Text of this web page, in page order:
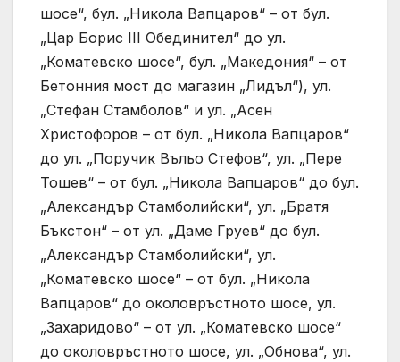
шосе“, бул. „Никола Вапцаров“ – от бул.
„Цар Борис III Обединител“ до ул.
„Коматевско шосе“, бул. „Македония“ – от
Бетонния мост до магазин „Лидъл“), ул.
„Стефан Стамболов“ и ул. „Асен
Христофоров – от бул. „Никола Вапцаров“
до ул. „Поручик Въльо Стефов“, ул. „Пере
Тошев“ – от бул. „Никола Вапцаров“ до бул.
„Александър Стамболийски“, ул. „Братя
Бъкстон“ – от ул. „Даме Груев“ до бул.
„Александър Стамболийски“, ул.
„Коматевско шосе“ – от бул. „Никола
Вапцаров“ до околовръстното шосе, ул.
„Захаридово“ – от ул. „Коматевско шосе“
до околовръстното шосе, ул. „Обнова“, ул.